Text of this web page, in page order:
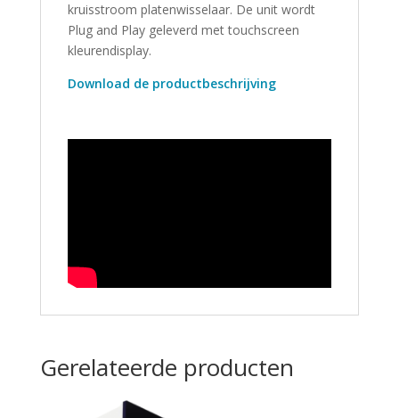
kruisstroom platenwisselaar. De unit wordt
Plug and Play geleverd met touchscreen
kleurendisplay.
Download de productbeschrijving
Gerelateerde producten